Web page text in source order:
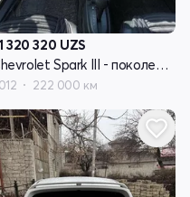
320 320 UZS
Chevrolet Spark III - поколение
222 000 км